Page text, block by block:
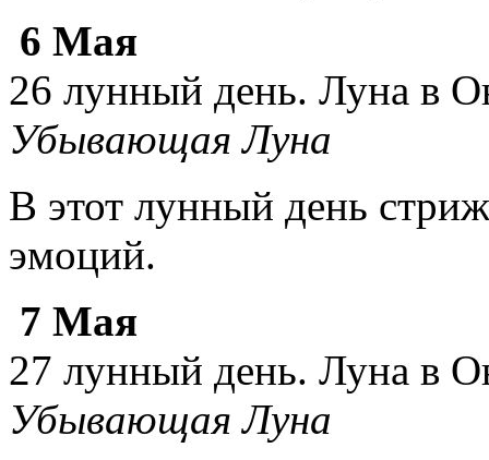
6 Мая
26 лунный день. Луна в
Убывающая Луна
В этот лунный день
эмоций.
7 Мая
27 лунный день. Луна в
Убывающая Луна